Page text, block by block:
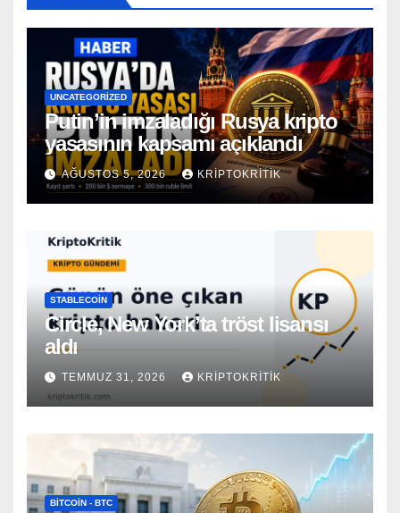
UNCATEGORIZED
Putin’in imzaladığı Rusya kripto
yasasının kapsamı açıklandı
AĞUSTOS 5, 2026 KRIPTOKRITIK
STABLECOIN
Circle, New York’ta tröst lisansı
aldı
TEMMUZ 31, 2026 KRIPTOKRITIK
BITCOIN - BTC